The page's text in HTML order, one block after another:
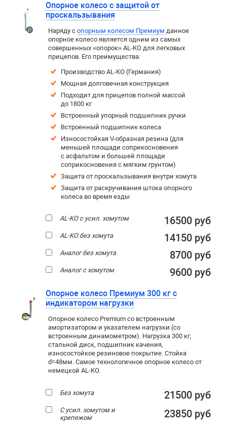
Опорное колесо с защитой от
проскальзывания
Наряду с опорным колесом Премиум данное
опорное колесо является одним из самых
совершенных «опорок» AL-KO для легковых
прицепов. Его преимущества:
Производство AL-KO (Германия)
Мощная долговечная конструкция
Подходит для прицепов полной массой
до 1800 кг
Встроенный упорный подшипник ручки
Встроенный подшипник колеса
Износостойкая V-образная резина (для
меньшей площади соприкосновения
с асфальтом и большей площади
соприкосновения с мягким грунтом)
Защита от проскальзывания внутри хомута
Защита от раскручивания штока опорного
колеса во время езды
AL-KO с усил. хомутом 16500 руб
AL-KO без хомута 14150 руб
Аналог без хомута 8700 руб
Аналог с хомутом 9600 руб
Опорное колесо Премиум 300 кг с
индикатором нагрузки
Опорное колесо Premium со встроенным
амортизатором и указателем нагрузки (со
встроенным динамометром). Нагрузка 300 кг,
стальной диск, подшипник качения,
износостойкое резиновое покрытие. Стойка
d=48мм. Самое технологичное опорное колесо от
немецкой AL-KO.
Без хомута 21500 руб
С усил. хомутом и
крепежом
23850 руб